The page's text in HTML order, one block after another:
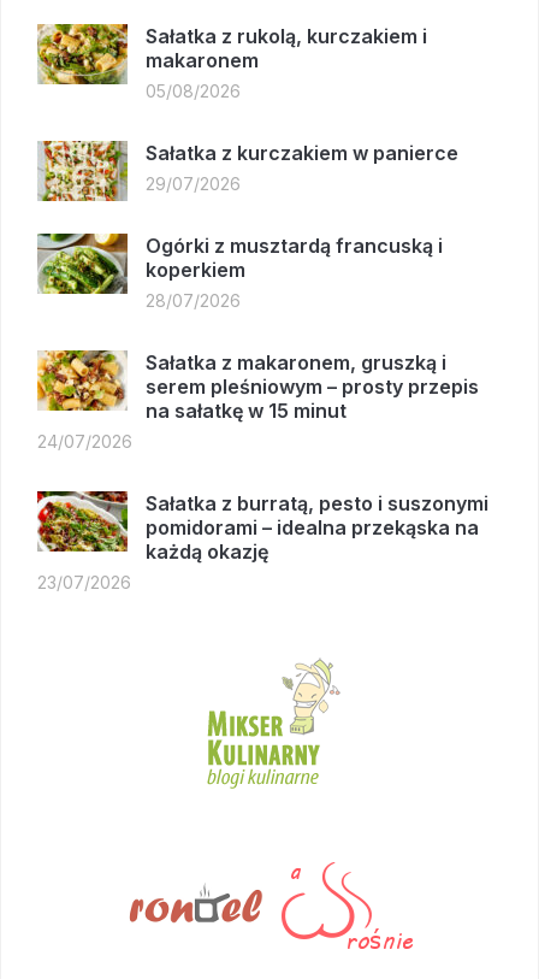
Sałatka z rukolą, kurczakiem i
makaronem
05/08/2026
Sałatka z kurczakiem w panierce
29/07/2026
Ogórki z musztardą francuską i
koperkiem
28/07/2026
Sałatka z makaronem, gruszką i
serem pleśniowym – prosty przepis
na sałatkę w 15 minut
24/07/2026
Sałatka z burratą, pesto i suszonymi
pomidorami – idealna przekąska na
każdą okazję
23/07/2026